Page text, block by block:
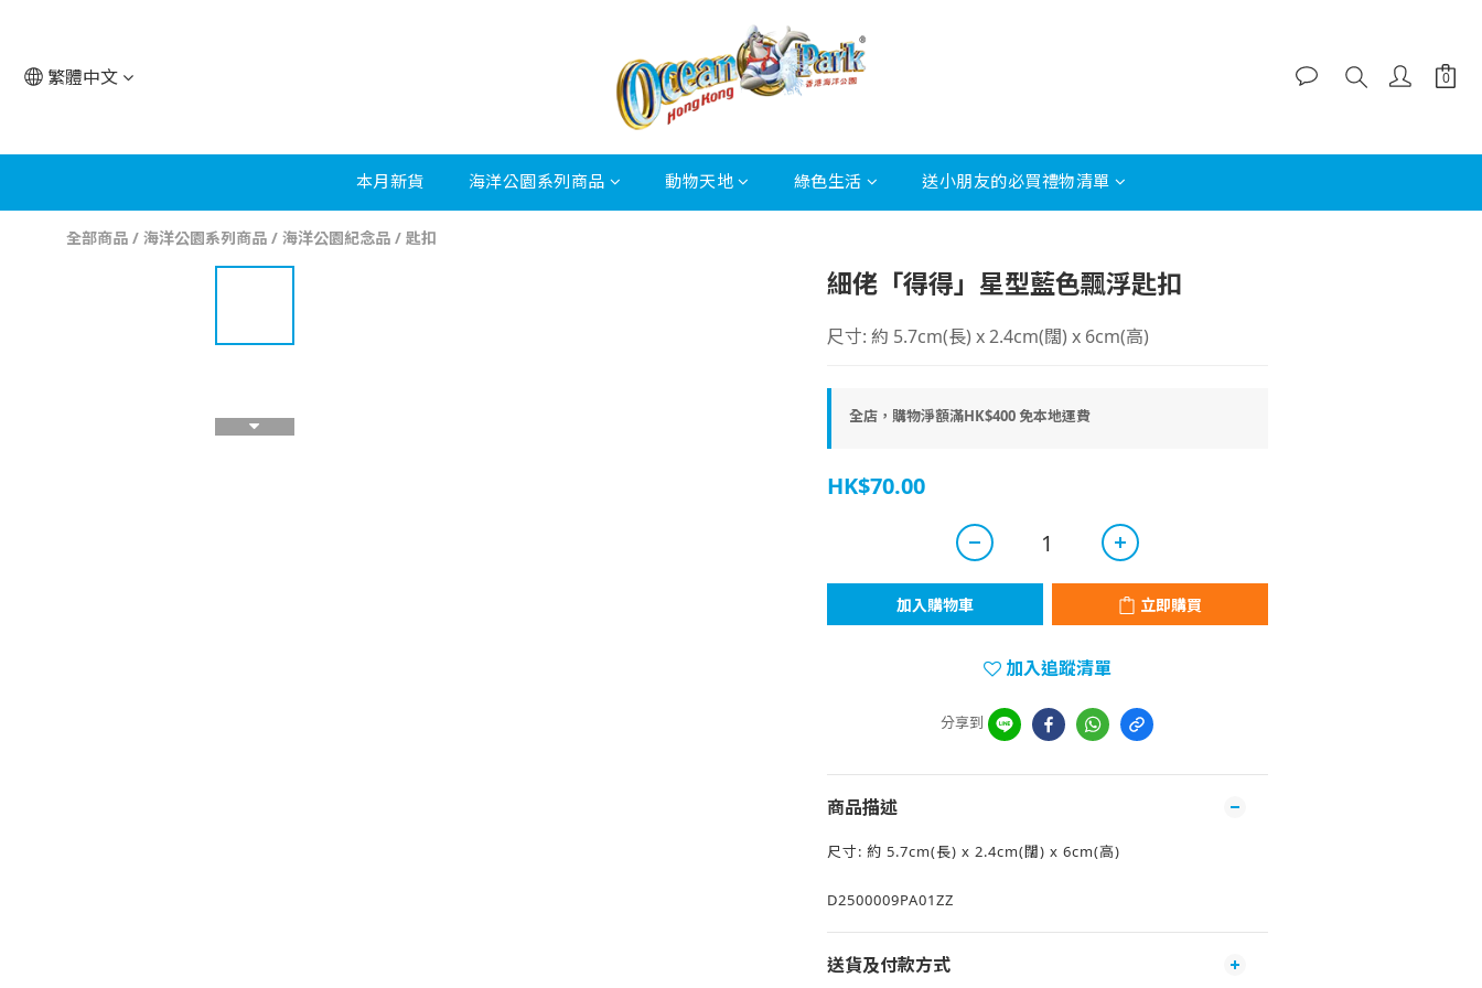
繁體中文
本月新貨 海洋公園系列商品 動物天地 綠色生活 送小朋友的必買禮物清單
全部商品 / 海洋公園系列商品 / 海洋公園紀念品 / 匙扣
細佬「得得」星型藍色飄浮匙扣
尺寸: 約 5.7cm(長) x 2.4cm(闊) x 6cm(高)
全店，購物淨額滿HK$400 免本地運費
HK$70.00
加入購物車 立即購買
加入追蹤清單
分享到
商品描述
尺寸: 約 5.7cm(長) x 2.4cm(闊) x 6cm(高)
D2500009PA01ZZ
送貨及付款方式